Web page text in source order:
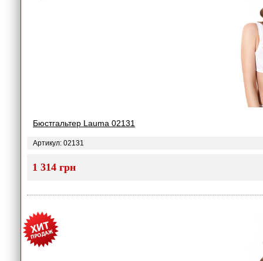
Бюстгальтер Lauma 02131
Артикул: 02131
1 314 грн